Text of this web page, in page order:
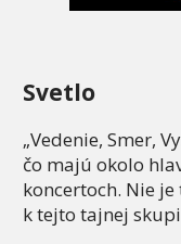
Svetlo
„Vedenie, Smer,
čo majú okolo
koncertoch. Nie
k tejto tajnej